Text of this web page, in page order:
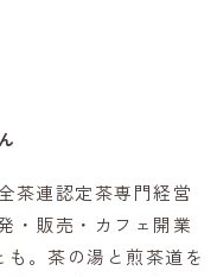
茶連認定茶専門経営
・販売・カフェ開業
。茶の湯と煎茶道を